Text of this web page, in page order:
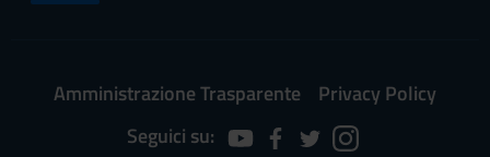
Amministrazione Trasparente
Privacy Policy
Seguici su: